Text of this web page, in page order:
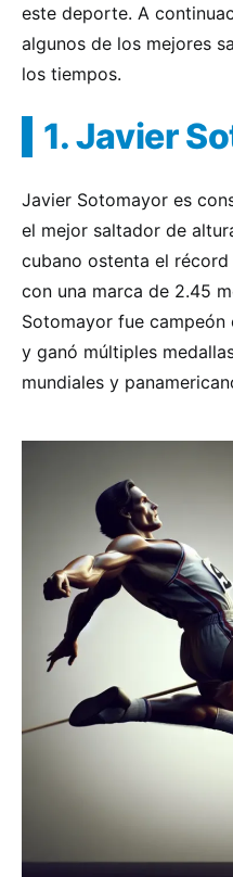
este deporte. A
algunos de los mejores
los tiempos.
1. Javier
Javier Sotomayor es
el mejor saltador de
cubano ostenta el
con una marca de 2.45
Sotomayor fue campeón
y ganó múltiples
mundiales y